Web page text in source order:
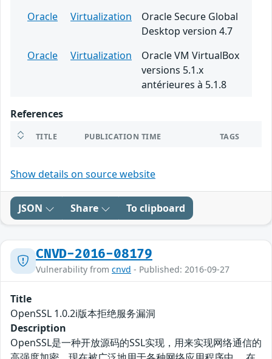
Oracle
Virtualization
Oracle Secure Global
Desktop version 4.7
Oracle
Virtualization
Oracle VM VirtualBox
versions 5.1.x
antérieures à 5.1.8
References
TITLE PUBLICATION TIME TAGS
Show details on source website
JSON Share To clipboard
CNVD-2016-08179
Vulnerability from cnvd - Published: 2016-09-27
Title
OpenSSL 1.0.2i版本拒绝服务漏洞
Description
OpenSSL是一种开放源码的SSL实现，用来实现网络通信的